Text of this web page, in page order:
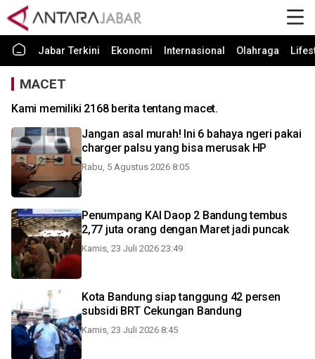
Jabar Terkini Ekonomi Internasional Olahraga
MACET
Kami memiliki 2168 berita tentang macet.
Jangan asal murah! Ini 6 bahaya ngeri pakai
charger palsu yang bisa merusak HP
Rabu, 5 Agustus 2026 8:05
Penumpang KAI Daop 2 Bandung tembus
2,77 juta orang dengan Maret jadi puncak
Kamis, 23 Juli 2026 23:49
Kota Bandung siap tanggung 42 persen
subsidi BRT Cekungan Bandung
Kamis, 23 Juli 2026 8:45